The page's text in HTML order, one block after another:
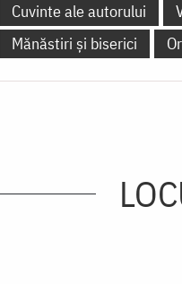
Cuvinte ale autorului
Mănăstiri și biserici